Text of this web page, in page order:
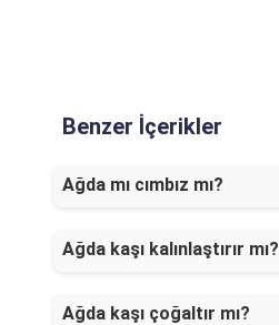
Benzer İçerikler
Ağda mı cımbız mı?
Ağda kaşı kalınlaştırır mı?
Ağda kaşı çoğaltır mı?